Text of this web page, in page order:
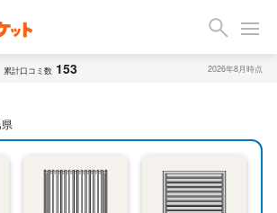
累計口コミ数 153 2026年8月時点